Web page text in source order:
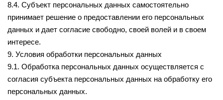
8.4. Субъект персональных данных самостоятельно
принимает решение о предоставлении его персональных
данных и дает согласие свободно, своей волей и в своем
интересе.
9. Условия обработки персональных данных
9.1. Обработка персональных данных осуществляется с
согласия субъекта персональных данных на обработку его
персональных данных.